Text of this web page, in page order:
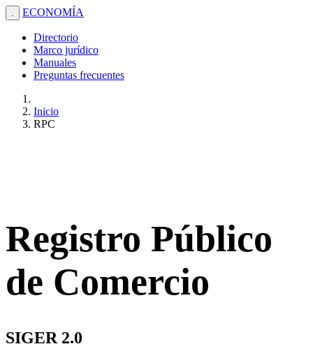
. ECONOMÍA
Directorio
Marco jurídico
Manuales
Preguntas frecuentes
Inicio
RPC
Registro Público
de Comercio
SIGER 2.0